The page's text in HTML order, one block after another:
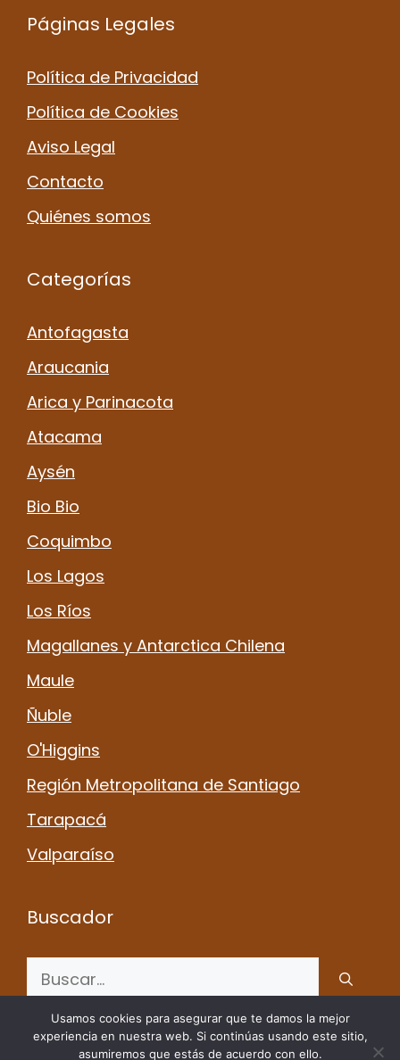
Páginas Legales
Política de Privacidad
Política de Cookies
Aviso Legal
Contacto
Quiénes somos
Categorías
Antofagasta
Araucania
Arica y Parinacota
Atacama
Aysén
Bio Bio
Coquimbo
Los Lagos
Los Ríos
Magallanes y Antarctica Chilena
Maule
Ñuble
O'Higgins
Región Metropolitana de Santiago
Tarapacá
Valparaíso
Buscador
Buscar:
Usamos cookies para asegurar que te damos la mejor
experiencia en nuestra web. Si continúas usando este sitio,
asumiremos que estás de acuerdo con ello.